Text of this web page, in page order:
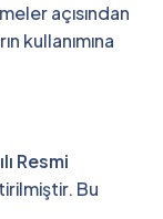
açısından
kullanımına
Resmi
Bu